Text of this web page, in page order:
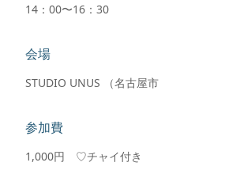
14：00〜16：30
会場
STUDIO UNUS （名古屋市
参加費
1,000円 ♡チャイ付き